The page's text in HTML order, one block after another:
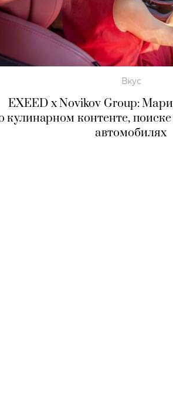
Вкус
EXEED x Novikov Group:
кулинарном контенте,
автомобилях